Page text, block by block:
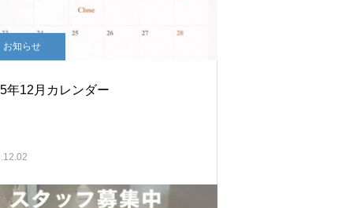
お知らせ
年12月カレンダー